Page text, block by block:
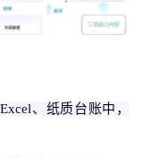
、纸质台账中，